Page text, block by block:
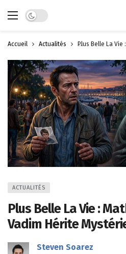
Dark mode
Accueil Actualités Plus Belle La
ACTUALITÉS
Plus Belle La Vie :
Vadim Hérite
Steven Soarez